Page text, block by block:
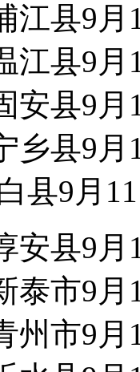
江县9
江县9
安县9
乡县9
白县9
安县9
泰市9
州市9